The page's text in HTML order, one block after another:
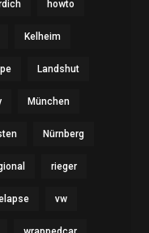
howto
Kelheim
Landshut
München
Nürnberg
rieger
vw